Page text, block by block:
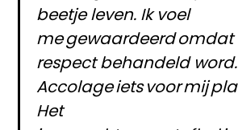
beetje leven. Ik voel
me gewaardeerd omdat
respect behandeld
Accolage iets voor mij
Het